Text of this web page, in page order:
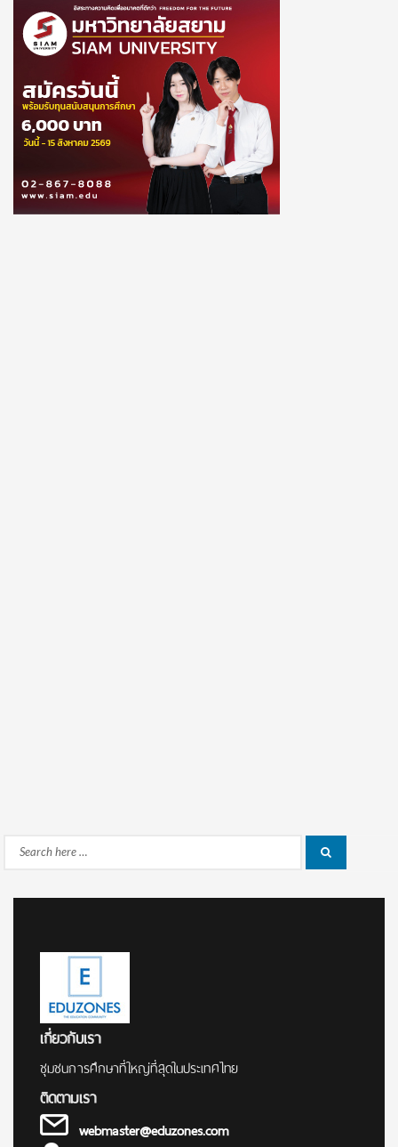
Search
เกี่ยวกับเรา
ชุมชนการศึกษาที่ใหญ่ที่สุดในประเทศไทย
ติดตามเรา
webmaster@eduzones.com